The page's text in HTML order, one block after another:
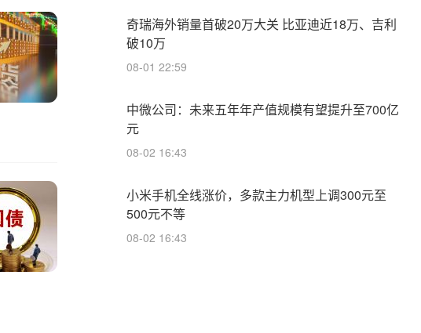
奇瑞海外销量首破20万大关 比亚迪近18万、吉利
破10万
08-01 22:59
中微公司：未来五年年产值规模有望提升至700亿
元
08-02 16:43
小米手机全线涨价，多款主力机型上调300元至
500元不等
08-02 16:43